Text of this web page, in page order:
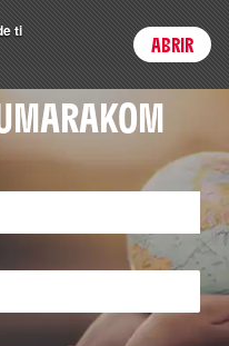
Login
ti
ABRIR